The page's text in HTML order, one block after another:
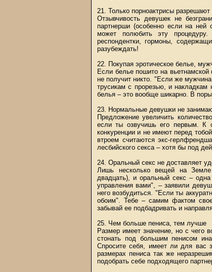
21. Только порноактрисы
Отзывчивость девушек не
партнерши (особенно если на
может полюбить эту
респондентки, гормоны,
разубеждать!
22. Покупая эротическое белье,
Если белье пошито на вьетнамской
не получит никто. "Если же
трусикам с прорезью, и
белья – это вообще шикарно. В
23. Нормальные девушки не
Предложение увеличить
если ты озвучишь его первым. К
конкуренции и не имеют перед
втроем считаются экс-
лесбийского секса – хотя бы под
24. Оральный секс не доставляет
Лишь несколько вещей на
двадцать), и оральный секс –
управления вами", – заявили
него возбудиться. "Если ты
обоим". Тебе – самим фактом
забывай ее подбадривать и
25. Чем больше пениса, тем лучше
Размер имеет значение, но с чего
стонать под большим пенисом
Спросите себя, имеет ли для вас
размерах пениса так же
подобрать себе подходящего